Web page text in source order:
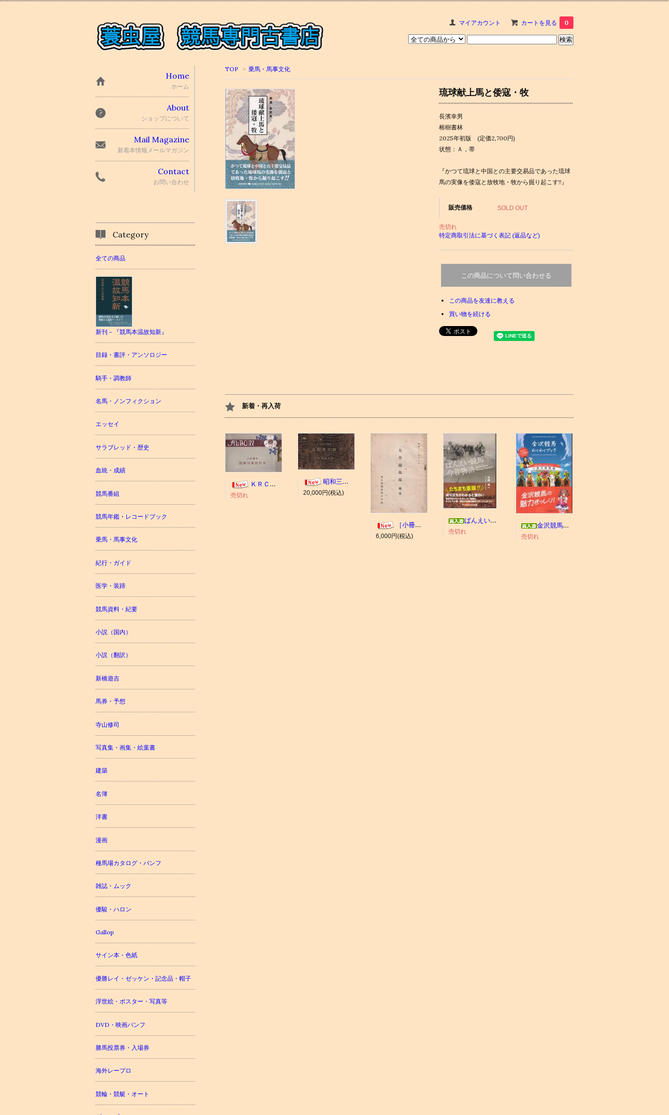
マイアカウント カートを見る 0
TOP > 乗馬・馬事文化
琉球献上馬と倭寇・牧
長濱幸男
榕樹書林
2025年初版 (定価2,700円)
状態：Ａ，帯
『かつて琉球と中国との主要交易品であった琉球
馬の実像を倭寇と放牧地・牧から掘り起こす!!』
販売価格 SOLD OUT
売切れ
特定商取引法に基づく表記 (返品など)
この商品について問い合わせる
この商品を友達に教える
買い物を続ける
新着・再入荷
ＫＲＣ ＡＬＢＵＭ（京都競馬場写真帖）
売切れ
昭和三年十一月 御大典記念
20,000円(税込)
［小冊子］大井競馬場 概要
6,000円(税込)
ばんえい競馬今昔物語
売切れ
金沢競馬わくわくブック
売切れ
Home
ホーム
About
ショップについて
Mail Magazine
新着本情報メールマガジン
Contact
お問い合わせ
Category
全ての商品
新刊－『競馬本温故知新』
目録・書評・アンソロジー
騎手・調教師
名馬・ノンフィクション
エッセイ
サラブレッド・歴史
血統・成績
競馬番組
競馬年鑑・レコードブック
乗馬・馬事文化
紀行・ガイド
医学・装蹄
競馬資料・紀要
小説（国内）
小説（翻訳）
新橋遊吉
馬券・予想
寺山修司
写真集・画集・絵葉書
建築
名簿
洋書
漫画
種馬場カタログ・パンフ
雑誌・ムック
優駿・ハロン
Gallop
サイン本・色紙
優勝レイ・ゼッケン・記念品・帽子
浮世絵・ポスター・写真等
DVD・映画パンフ
勝馬投票券・入場券
海外レープロ
競輪・競艇・オート